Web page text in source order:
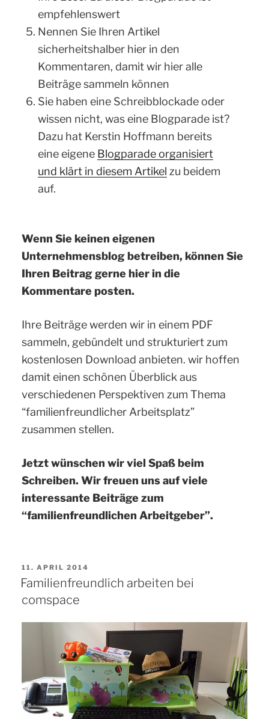
empfehlenswert
Nennen Sie Ihren Artikel
sicherheitshalber hier in den
Kommentaren, damit wir hier alle
Beiträge sammeln können
Sie haben eine Schreibblockade oder
wissen nicht, was eine Blogparade ist?
Dazu hat Kerstin Hoffmann bereits
eine eigene Blogparade organisiert
und klärt in diesem Artikel zu beidem
auf.
Wenn Sie keinen eigenen
Unternehmensblog betreiben, können Sie
Ihren Beitrag gerne hier in die
Kommentare posten.
Ihre Beiträge werden wir in einem PDF
sammeln, gebündelt und strukturiert zum
kostenlosen Download anbieten. wir hoffen
damit einen schönen Überblick aus
verschiedenen Perspektiven zum Thema
“familienfreundlicher Arbeitsplatz”
zusammen stellen.
Jetzt wünschen wir viel Spaß beim
Schreiben. Wir freuen uns auf viele
interessante Beiträge zum
“familienfreundlichen Arbeitgeber”.
VERÖFFENTLICHT
AM
11. APRIL 2014
Familienfreundlich arbeiten bei
comspace